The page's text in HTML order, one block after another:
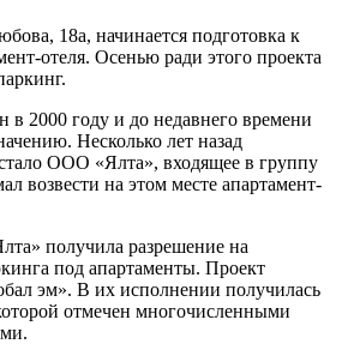
18а, начинается подготовка к
отеля. Осенью ради этого проекта
в 2000 году и до недавнего времени
Несколько лет назад
ООО «Ялта», входящее в группу
возвести на этом месте апартамент-
получила разрешение на
под апартаменты. Проект
эм». В их исполнении получилась
отмечен многочисленными